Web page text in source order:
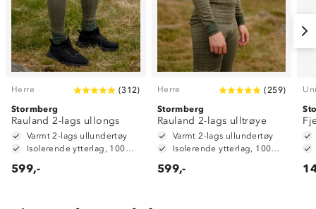
Herre (312)
Stormberg
Rauland 2-lags ullongs
Varmt 2-lags ullundertøy
599,-
Herre ( 259)
Stormberg
Rauland 2-lags ulltrøye
Varmt 2-lags ullundertøy
599,-